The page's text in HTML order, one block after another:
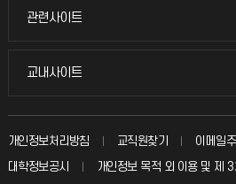
입학안내
묻고 답하기
칭찬마당
관련사이트
관련사이트
국방헬프콜
교내사이트
교내사이트
교수회
교육혁신본부
개인정보처리방침 교직원찾기
이메일
대학정보공시
개인정보 목적 외 이용 및 제